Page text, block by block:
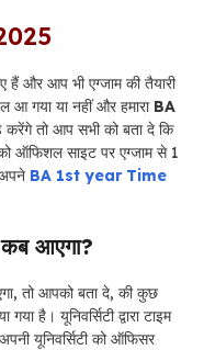
हैं और आप भी एग्जाम की तैयारी
आ गया या नहीं और हमारा BA
तो आप सभी को बता दे कि
ऑफिशल साइट पर एग्जाम से 1
BA 1st year Time
आएगा?
तो आपको बता दे, की कुछ
गया है। यूनिवर्सिटी द्वारा टाइम
यूनिवर्सिटी को ऑफिसर